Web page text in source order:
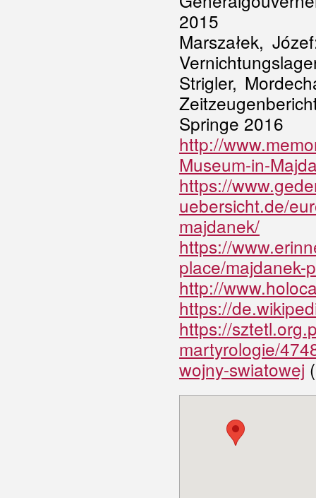
2015
Marszałek,
Strigler,
Springe 2016
http://
Museum-in-
https://
uebersicht.de/
majdanek/
https://
place/majdanek-
http://
https://
https://
martyrologie/
wojny-swiatowej